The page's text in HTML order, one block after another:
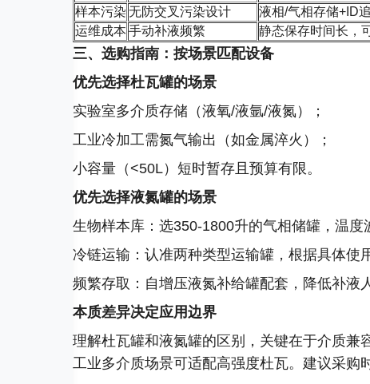
样本污染 无防交叉污染设计
液相/气相存储+ID
运维成本 手动补液频繁 静态保存时间长，
三、选购指南：按场景匹配设备
优先选择杜瓦罐的场景
实验室多介质存储（液氧/液氩/液氮）；
工业冷加工需氮气输出（如金属淬火）；
小容量（<50L）短时暂存且预算有限。
优先选择液氮罐的场景
生物样本库：选350-1800升的气相储罐，温
冷链运输：认准两种类型运输罐，根据具体使
频繁存取：自增压液氮补给罐配套，降低补液
本质差异决定应用边界
理解杜瓦罐和液氮罐的区别，关键在于介质兼
工业多介质场景可适配高强度杜瓦。建议采购